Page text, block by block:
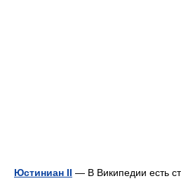
Юстиниан II — В Википедии есть